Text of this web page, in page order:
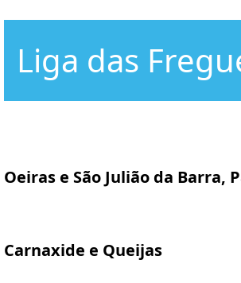
Liga das
Oeiras e São Julião da Barra,
Carnaxide e Queijas